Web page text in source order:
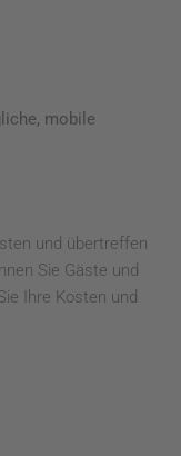
mobile
und übertreffen
Sie Gäste und
Ihre Kosten und